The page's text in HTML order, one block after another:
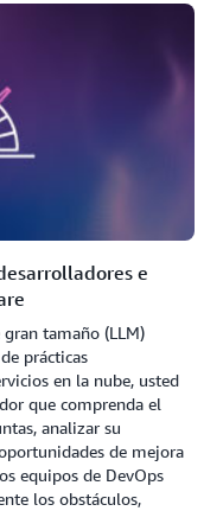
e
tamaño (LLM)
prácticas
en la nube, usted
que comprenda el
analizar su
de mejora
equipos de DevOps
los obstáculos,